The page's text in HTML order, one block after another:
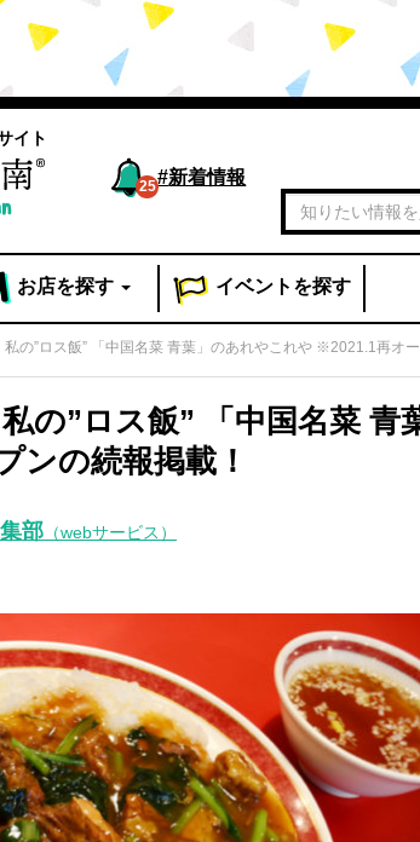
#新着情報
25
イト
お店を探す イベント を探す
私の”ロス飯” 「中国名菜 青葉」のあれやこれや ※2021.1再オ
の”ロス飯” 「中国名菜
ンの続報掲載！
部 （webサービス）